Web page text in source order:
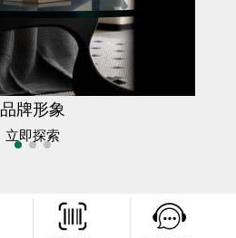
品牌形象
立即探索